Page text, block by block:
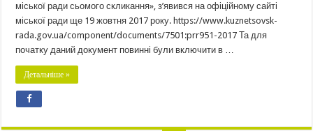
міської ради сьомого скликання», з’явився на офіційному сайті
міської ради ще 19 жовтня 2017 року. https://www.kuznetsovsk-
rada.gov.ua/component/documents/7501:prr951-2017 Та для
початку даний документ повинні були включити в …
Детальніше »